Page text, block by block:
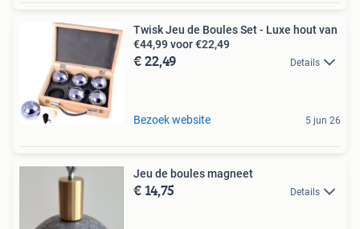
Twisk Jeu de Boules Set - Luxe hout van
€44,99 voor €22,49
€ 22,49 Details
Bezoek website 5 jun 26
Jeu de boules magneet
€ 14,75 Details